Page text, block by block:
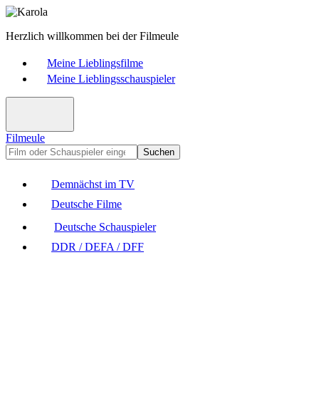
Herzlich willkommen bei der Filmeule
Meine Lieblingsfilme
Meine Lieblingsschauspieler
Filmeule
Suchen
Demnächst im TV
Deutsche Filme
Deutsche Schauspieler
DDR / DEFA / DFF